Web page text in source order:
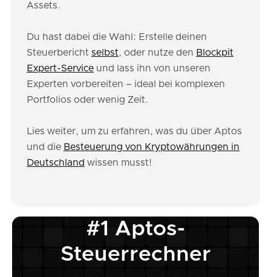
Assets.
Du hast dabei die Wahl: Erstelle deinen
Steuerbericht selbst, oder nutze den Blockpit
Expert-Service und lass ihn von unseren
Experten vorbereiten – ideal bei komplexen
Portfolios oder wenig Zeit.
Lies weiter, um zu erfahren, was du über Aptos
und die Besteuerung von Kryptowährungen in
Deutschland wissen musst!
#1 Aptos-
Steuerrechner